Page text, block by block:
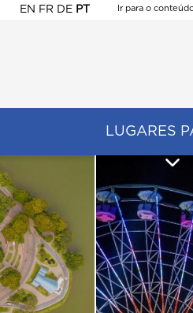
EN FR DE PT
Ir para o
LUGARES